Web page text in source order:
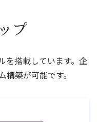
プ
を搭載しています。企
築が可能です。